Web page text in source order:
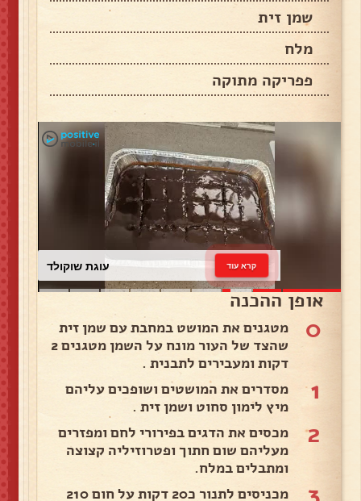
שמן זית
מלח
פפריקה מתוקה
עוגת שוקולד קרא עוד
אופן ההכנה
0
מטגנים את המושט במחבת עם שמן זית
שהצד של העור מונח על השמן מטגנים 2
דקות ומעבירים לתבנית .
1
מסדרים את המושטים ושופכים עליהם
מיץ לימון סחוט ושמן זית .
2
מכסים את הדגים בפירורי לחם ומפזרים
מעליהם שום חתוך ופטרוזיליה קצוצה
ומתבלים במלח.
מכניסים לתנור כ20 דקות על חום 210